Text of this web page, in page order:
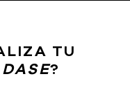
TU
DASE?